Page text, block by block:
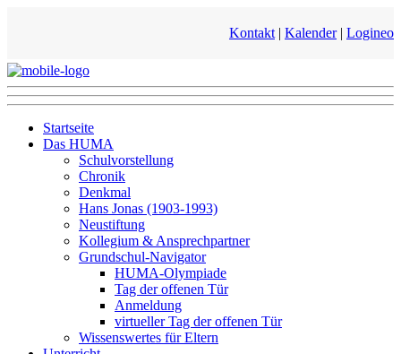
Kontakt | Kalender| Logineo
Startseite
Das HUMA
Schulvorstellung
Chronik
Denkmal
Hans Jonas (1903-1993)
Neustiftung
Kollegium & Ansprechpartner
Grundschul-Navigator
HUMA-Olympiade
Tag der offenen Tür
Anmeldung
virtueller Tag der offenen Tür
Wissenswertes für Eltern